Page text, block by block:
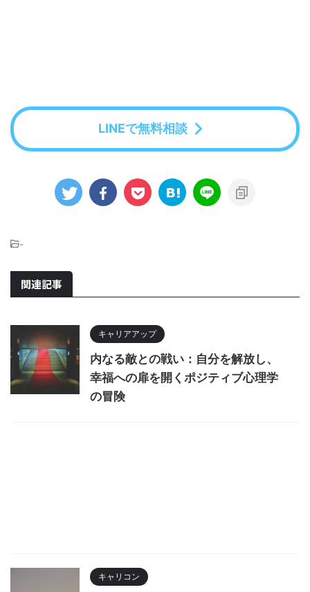
LINEで無料相談
-
関連記事
キャリアアップ
内なる敵との戦い：自分を解放し、
幸福への扉を開くポジティブ心理学
の冒険
キャリコン